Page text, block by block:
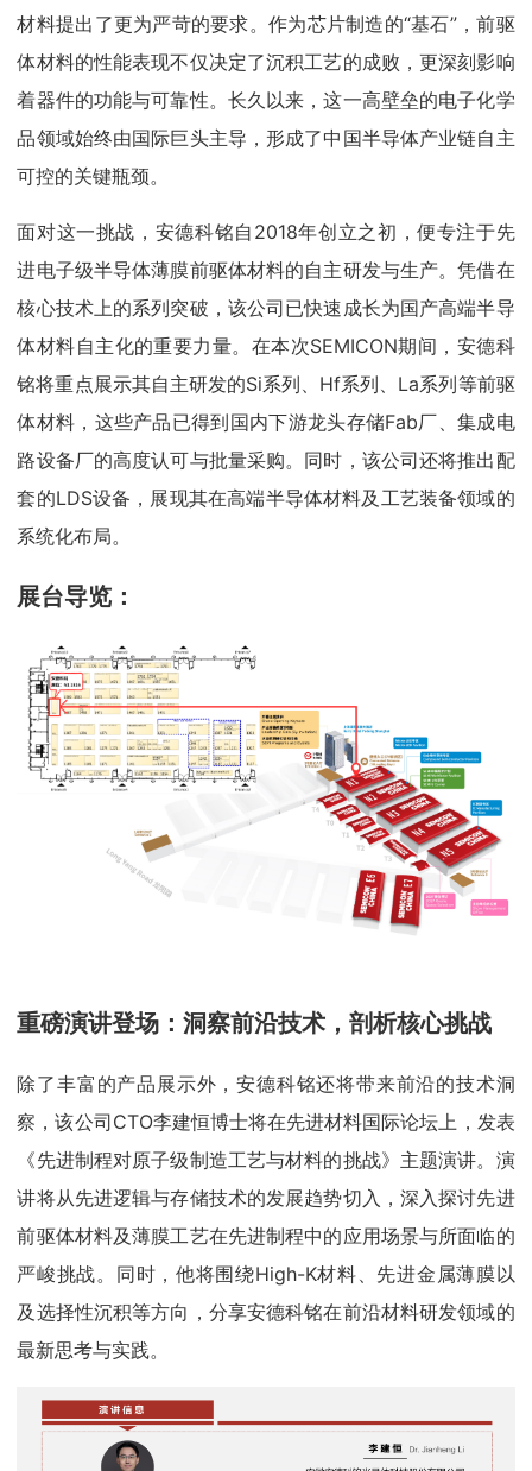
材料提出了更为严苛的要求。作为芯片制造的“基石”，前驱
体材料的性能表现不仅决定了沉积工艺的成败，更深刻影响
着器件的功能与可靠性。长久以来，这一高壁垒的电子化学
品领域始终由国际巨头主导，形成了中国半导体产业链自主
可控的关键瓶颈。
面对这一挑战，安德科铭自2018年创立之初，便专注于先
进电子级半导体薄膜前驱体材料的自主研发与生产。凭借在
核心技术上的系列突破，该公司已快速成长为国产高端半导
体材料自主化的重要力量。在本次SEMICON期间，安德科
铭将重点展示其自主研发的Si系列、Hf系列、La系列等前驱
体材料，这些产品已得到国内下游龙头存储Fab厂、集成电
路设备厂的高度认可与批量采购。同时，该公司还将推出配
套的LDS设备，展现其在高端半导体材料及工艺装备领域的
系统化布局。
展台导览：
重磅演讲登场：洞察前沿技术，剖析核心挑战
除了丰富的产品展示外，安德科铭还将带来前沿的技术洞
察，该公司CTO李建恒博士将在先进材料国际论坛上，发表
《先进制程对原子级制造工艺与材料的挑战》主题演讲。演
讲将从先进逻辑与存储技术的发展趋势切入，深入探讨先进
前驱体材料及薄膜工艺在先进制程中的应用场景与所面临的
严峻挑战。同时，他将围绕High-K材料、先进金属薄膜以
及选择性沉积等方向，分享安德科铭在前沿材料研发领域的
最新思考与实践。